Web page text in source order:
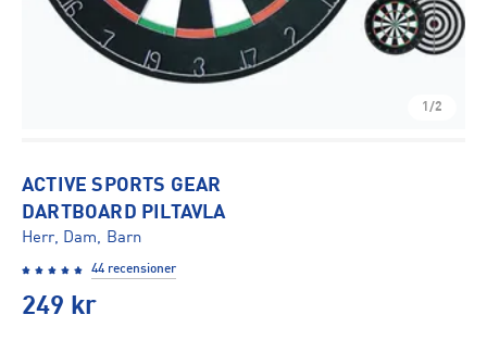
1/2
ACTIVE SPORTS GEAR
DARTBOARD PILTAVLA
Herr, Dam, Barn
44 recensioner
249 kr